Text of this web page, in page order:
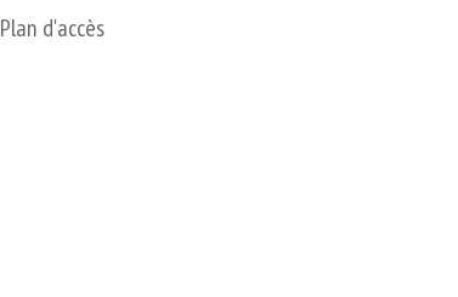
Plan d'accès